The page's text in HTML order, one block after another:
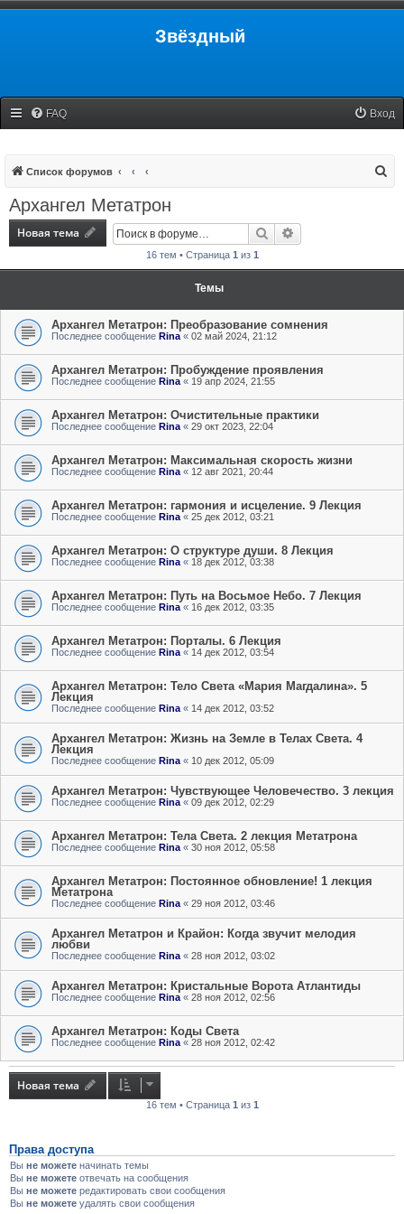
Звёздный
FAQ Вход
Список форумов
Архангел Метатрон
Новая тема Поиск
16 тем • Страница 1 из 1
Темы
Архангел Метатрон: Преобразование сомнения
Последнее сообщение Rina « 02 май 2024, 21:12
Архангел Метатрон: Пробуждение проявления
Последнее сообщение Rina « 19 апр 2024, 21:55
Архангел Метатрон: Очистительные практики
Последнее сообщение Rina « 29 окт 2023, 22:04
Архангел Метатрон: Максимальная скорость жизни
Последнее сообщение Rina « 12 авг 2021, 20:44
Архангел Метатрон: гармония и исцеление. 9 Лекция
Последнее сообщение Rina « 25 дек 2012, 03:21
Архангел Метатрон: О структуре души. 8 Лекция
Последнее сообщение Rina « 18 дек 2012, 03:38
Архангел Метатрон: Путь на Восьмое Небо. 7 Лекция
Последнее сообщение Rina « 16 дек 2012, 03:35
Архангел Метатрон: Порталы. 6 Лекция
Последнее сообщение Rina « 14 дек 2012, 03:54
Архангел Метатрон: Тело Света «Мария Магдалина». 5
Лекция
Последнее сообщение Rina « 14 дек 2012, 03:52
Архангел Метатрон: Жизнь на Земле в Телах Света. 4
Лекция
Последнее сообщение Rina « 10 дек 2012, 05:09
Архангел Метатрон: Чувствующее Человечество. 3 лекция
Последнее сообщение Rina « 09 дек 2012, 02:29
Архангел Метатрон: Тела Света. 2 лекция Метатрона
Последнее сообщение Rina « 30 ноя 2012, 05:58
Архангел Метатрон: Постоянное обновление! 1 лекция
Метатрона
Последнее сообщение Rina « 29 ноя 2012, 03:46
Архангел Метатрон и Крайон: Когда звучит мелодия
любви
Последнее сообщение Rina « 28 ноя 2012, 03:02
Архангел Метатрон: Кристальные Ворота Атлантиды
Последнее сообщение Rina « 28 ноя 2012, 02:56
Архангел Метатрон: Коды Света
Последнее сообщение Rina « 28 ноя 2012, 02:42
Новая тема
16 тем • Страница 1 из 1
Права доступа
Вы не можете начинать темы
Вы не можете отвечать на сообщения
Вы не можете редактировать свои сообщения
Вы не можете удалять свои сообщения